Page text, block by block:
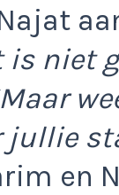
is niet
en